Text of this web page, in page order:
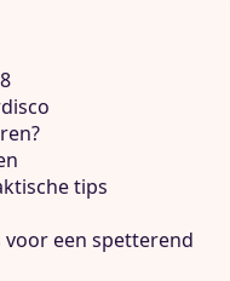
tips
een spetterend